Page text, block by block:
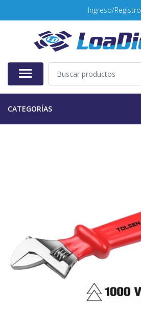
Ingreso/Registro
CATEGORÍAS